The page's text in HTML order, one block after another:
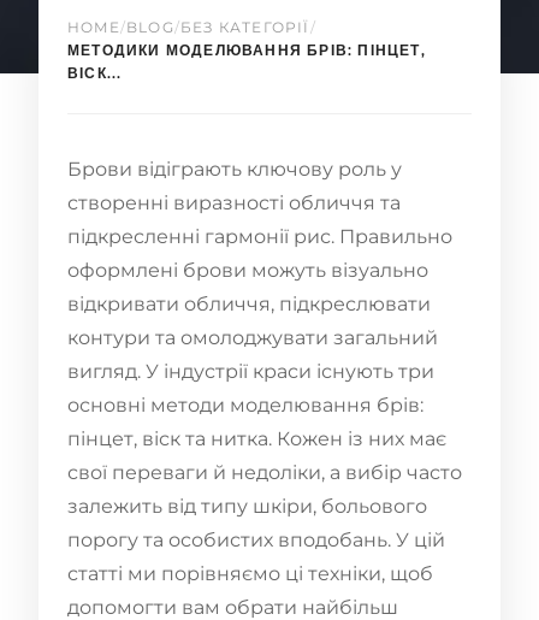
HOME /BLOG /БЕЗ КАТЕГОРІЇ /
МЕТОДИКИ МОДЕЛЮВАННЯ БРІВ: ПІНЦЕТ,
ВІСК...
Брови відіграють ключову роль у
створенні виразності обличчя та
підкресленні гармонії рис. Правильно
оформлені брови можуть візуально
відкривати обличчя, підкреслювати
контури та омолоджувати загальний
вигляд. У індустрії краси існують три
основні методи моделювання брів:
пінцет, віск та нитка. Кожен із них має
свої переваги й недоліки, а вибір часто
залежить від типу шкіри, больового
порогу та особистих вподобань. У цій
статті ми порівняємо ці техніки, щоб
допомогти вам обрати найбільш